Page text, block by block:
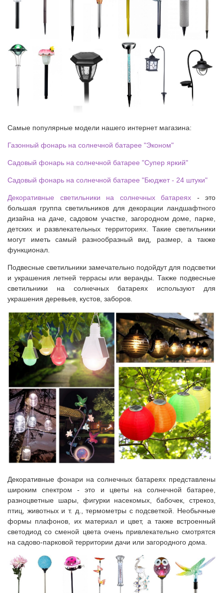
Самые популярные модели нашего интернет магазина:
Газонный фонарь на солнечной батарее "Эконом"
Садовый фонарь на солнечной батарее "Супер яркий"
Садовый фонарь на солнечной батарее "Бюджет - 24 штуки"
Декоративные светильники на солнечных батареях - это
большая группа светильников для декорации ландшафтного
дизайна на даче, садовом участке, загородном доме, парке,
детских и развлекательных территориях. Такие светильники
могут иметь самый разнообразный вид, размер, а также
функционал.
Подвесные светильники замечательно подойдут для подсветки
и украшения летней террасы или веранды. Также подвесные
светильники на солнечных батареях используют для
украшения деревьев, кустов, заборов.
Декоративные фонари на солнечных батареях представлены
широким спектром - это и цветы на солнечной батарее,
разноцветные шары, фигурки насекомых, бабочек, стрекоз,
птиц, животных и т. д., термометры с подсветкой. Необычные
формы плафонов, их материал и цвет, а также встроенный
светодиод со сменой цвета очень привлекательно смотрятся
на садово-парковой территории дачи или загородного дома.